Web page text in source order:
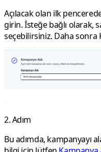
Açılacak olan ilk
girin. İsteğe bağlı olarak,
seçebilirsiniz. Daha sonra
2. Adım
Bu adımda, kampanyayı